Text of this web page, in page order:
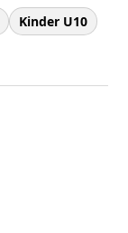
Kinder U10